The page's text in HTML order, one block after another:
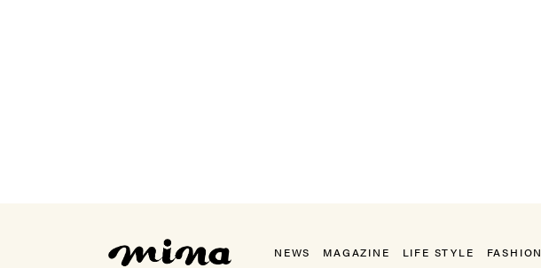
NEWS MAGAZINE LIFE STYLE FASHION